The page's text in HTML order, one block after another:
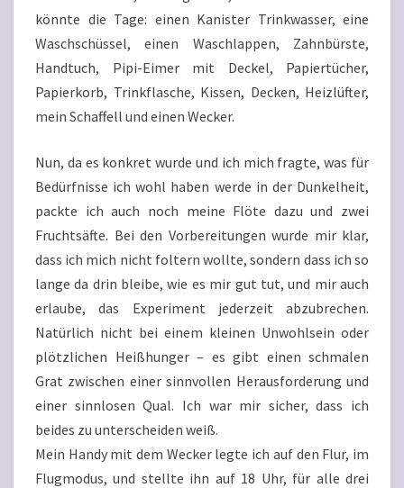
könnte die Tage: einen Kanister Trinkwasser, eine
Waschschüssel, einen Waschlappen, Zahnbürste,
Handtuch, Pipi-Eimer mit Deckel, Papiertücher,
Papierkorb, Trinkflasche, Kissen, Decken, Heizlüfter,
mein Schaffell und einen Wecker.
Nun, da es konkret wurde und ich mich fragte, was für
Bedürfnisse ich wohl haben werde in der Dunkelheit,
packte ich auch noch meine Flöte dazu und zwei
Fruchtsäfte. Bei den Vorbereitungen wurde mir klar,
dass ich mich nicht foltern wollte, sondern dass ich so
lange da drin bleibe, wie es mir gut tut, und mir auch
erlaube, das Experiment jederzeit abzubrechen.
Natürlich nicht bei einem kleinen Unwohlsein oder
plötzlichen Heißhunger – es gibt einen schmalen
Grat zwischen einer sinnvollen Herausforderung und
einer sinnlosen Qual. Ich war mir sicher, dass ich
beides zu unterscheiden weiß.
Mein Handy mit dem Wecker legte ich auf den Flur, im
Flugmodus, und stellte ihn auf 18 Uhr, für alle drei